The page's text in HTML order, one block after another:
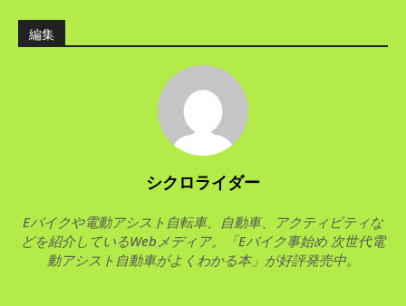
編集
シクロライダー
Eバイクや電動アシスト自転車、自動車、アクティビティな
どを紹介しているWebメディア。「Eバイク事始め 次世代電
動アシスト自動車がよくわかる本」が好評発売中。